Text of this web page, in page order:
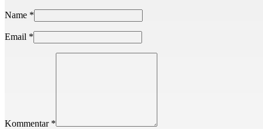
Name *
Email *
Kommentar *